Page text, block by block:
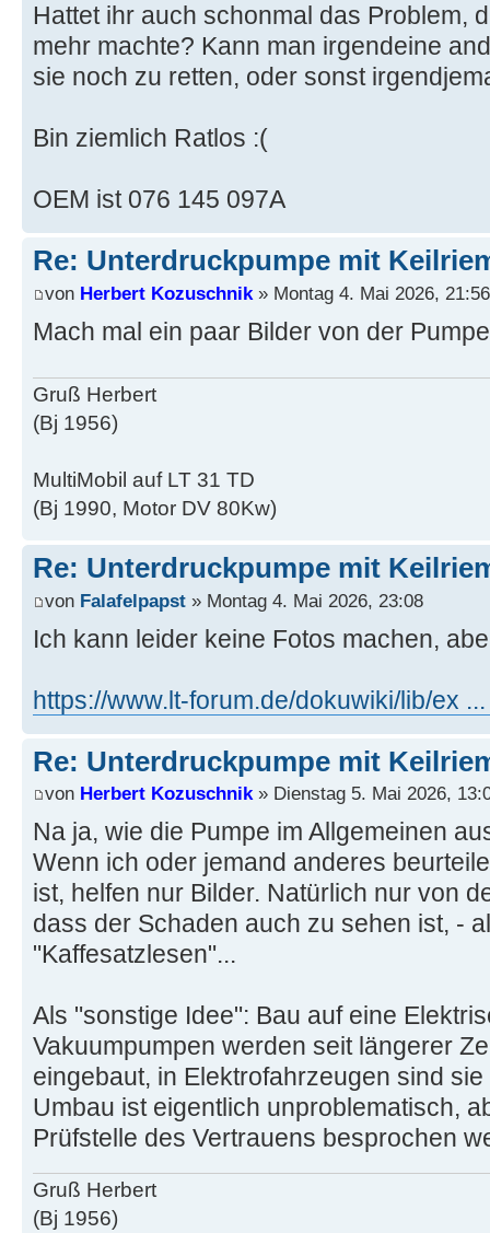
Hattet ihr auch schonmal das Problem,
mehr machte? Kann man irgendeine
sie noch zu retten, oder sonst
Bin ziemlich Ratlos :(
OEM ist 076 145 097A
Re: Unterdruckpumpe mit
von Herbert Kozuschnik » Montag 4. Mai 2026, 21:56
Mach mal ein paar Bilder von der
Gruß Herbert
(Bj 1956)
MultiMobil auf LT 31 TD
(Bj 1990, Motor DV 80Kw)
Re: Unterdruckpumpe mit
von Falafelpapst » Montag 4. Mai 2026, 23:08
Ich kann leider keine Fotos machen,
https://www.lt-forum.de/dokuwiki/lib/ex
Re: Unterdruckpumpe mit
von Herbert Kozuschnik» Dienstag 5. Mai 2026,
Na ja, wie die Pumpe im Allgemeinen
Wenn ich oder jemand anderes
ist, helfen nur Bilder. Natürlich nur von
dass der Schaden auch zu sehen ist, -
"Kaffesatzlesen"...
Als "sonstige Idee": Bau auf eine
Vakuumpumpen werden seit längerer
eingebaut, in Elektrofahrzeugen sind
Umbau ist eigentlich unproblematisch,
Prüfstelle des Vertrauens besprochen
Gruß Herbert
(Bj 1956)